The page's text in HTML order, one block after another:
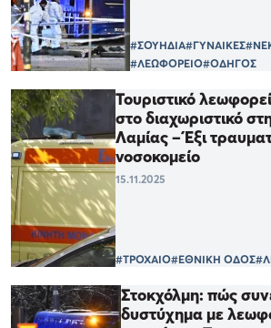
#ΣΟΥΗΔΙΑ#ΓΥΝΑΙΚΕΣ
#ΛΕΩΦΟΡΕΙΟ#ΟΔΗΓΟΣ
Τουριστικό
στο διαχωριστικό
Λαμίας – Έξι
νοσοκομείο
15.11.2025
#ΤΡΟΧΑΙΟ#ΕΘΝΙΚΗ ΟΔΟΣ
Στοκχόλμη: πώς
δυστύχημα με